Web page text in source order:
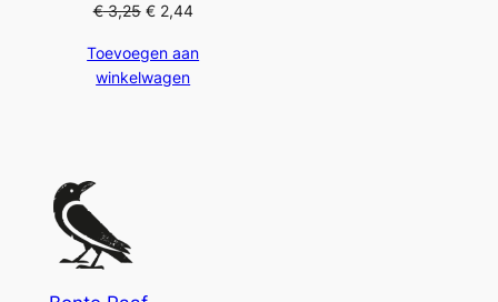
€3,25 €2,44
Toevoegen aan
winkelwagen